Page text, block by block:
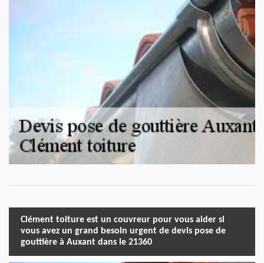
Clément toiture est un couvreur pour vous aider si
vous avez un grand besoin urgent de devis pose de
gouttière à Auxant dans le 21360